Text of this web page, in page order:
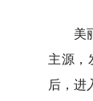
美丽
主源，
后，进